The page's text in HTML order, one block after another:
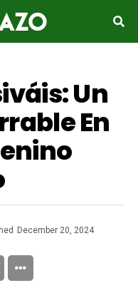
Un
En
December 20, 2024